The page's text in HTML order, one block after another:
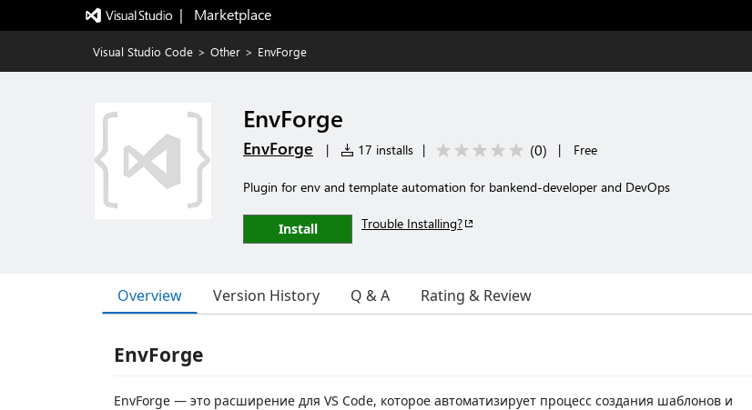
|   Marketplace
Visual Studio Code > Other > EnvForge
EnvForge
EnvForge | 17 installs | (0) | Free
Plugin for env and template automation for bankend-developer and DevOps
Install Trouble Installing?
Overview Version History Q & A Rating & Review
EnvForge
EnvForge — это расширение для VS Code, которое автоматизирует процесс создания шаблонов и